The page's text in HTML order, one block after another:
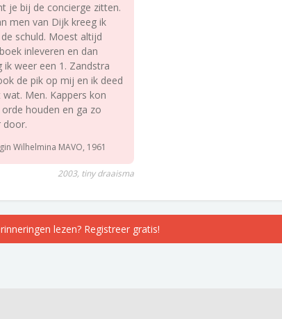
je bij de concierge zitten.
men van Dijk kreeg ik
schuld. Moest altijd
inleveren en dan
ik weer een 1. Zandstra
de pik op mij en ik deed
Men. Kappers kon
orde houden en ga zo
door.
Wilhelmina MAVO, 1961
2003, tiny draaisma
lezen? Registreer gratis!